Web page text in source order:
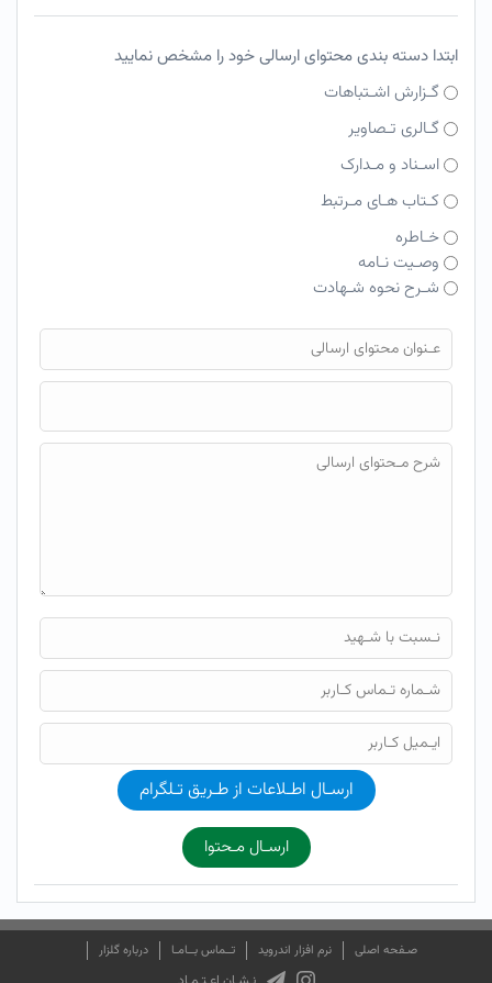
ابتدا دسته بندی محتوای ارسالی خود را مشخص نمایید
گـزارش اشـتباهات
گـالری تـصاویر
اسـناد و مـدارک
کـتاب هـای مـرتبط
خـاطره
وصـیت نـامه
شـرح نحوه شـهادت
فایل محتوای ارسالی
ارسـال اطـلاعات از طـریق تـلگرام
ارسـال مـحتوا
صـفحه اصلی نرم افزار اندروید تــماس بــامـا درباره گلزار